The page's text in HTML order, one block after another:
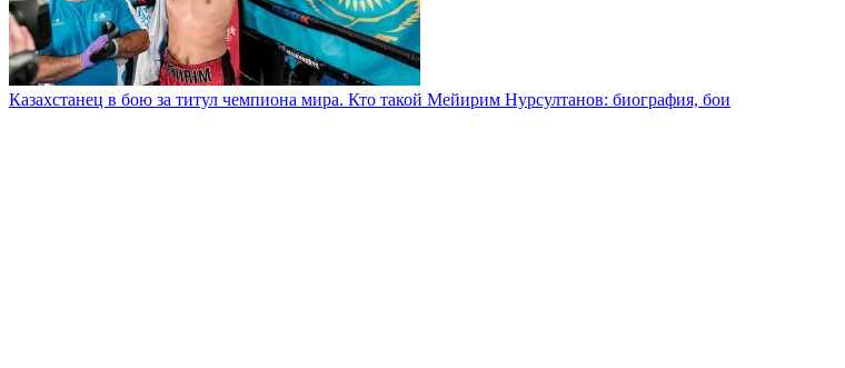
Казахстанец в бою за титул чемпиона мира. Кто такой Мейирим Нурсултанов: биография, бои